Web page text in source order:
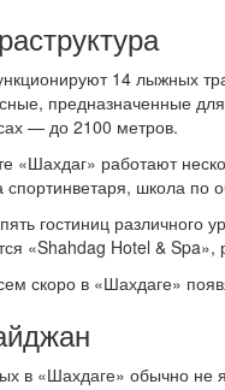
14 лыжных
предназначенные
— до 2100 метров.
«Шахдаг» работают
спортинветаря, школа
гостиниц
«Shahdag Hotel & Spa»,
скоро в «Шахдаге»
в «Шахдаге» обычно не